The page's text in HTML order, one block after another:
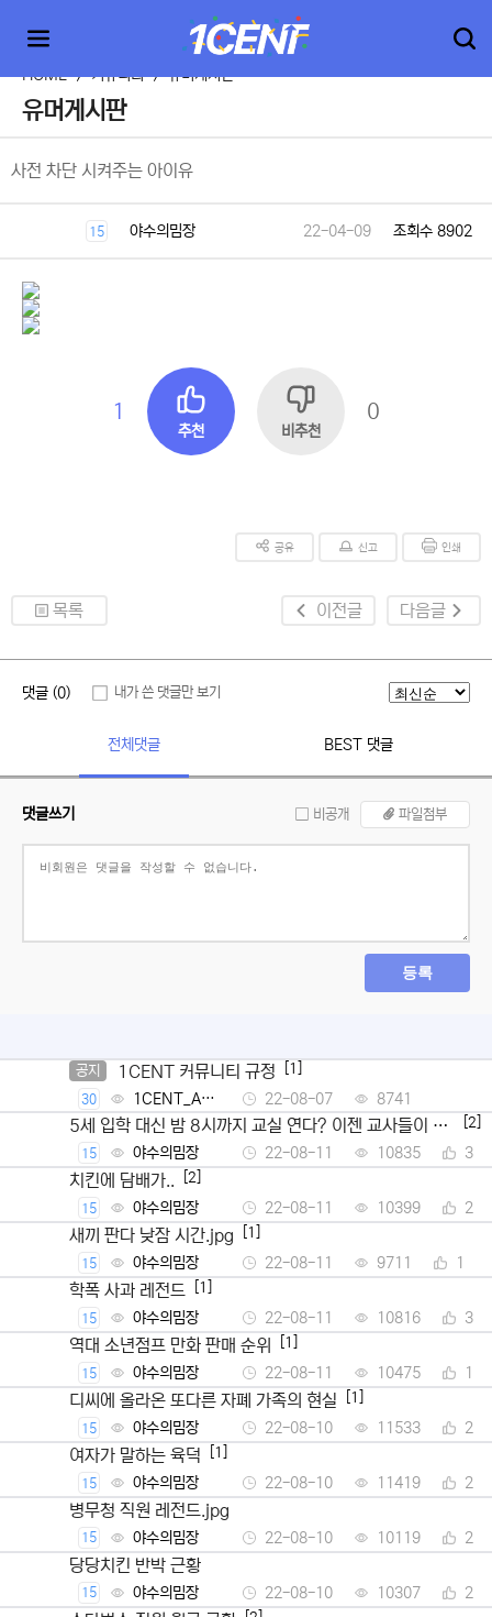
HOME > 커뮤니티 > 유머게시판
유머게시판
사전 차단 시켜주는 아이유
15 야수의밈장 22-04-09 조회수 8902
1
추천 비추천
0
공유 신고 인쇄
목록 이전글 다음글
댓글 (0) 내가 쓴 댓글만 보기
전체댓글 BEST 댓글
댓글쓰기 비공개 파일첨부
등록
공지 1CENT 커뮤니티 규정 [1]
30
1CENT_Ad
min
22-08-07 8741
5세 입학 대신 밤 8시까지 교실 연다? 이젠 교사들이 뿔
났다
[2]
15 야수의밈장 22-08-11 10835 3
치킨에 담배가.. [2]
15 야수의밈장 22-08-11 10399 2
새끼 판다 낮잠 시간.jpg [1]
15 야수의밈장 22-08-11 9711 1
학폭 사과 레전드 [1]
15 야수의밈장 22-08-11 10816 3
역대 소년점프 만화 판매 순위 [1]
15 야수의밈장 22-08-11 10475 1
디씨에 올라온 또다른 자폐 가족의 현실 [1]
15 야수의밈장 22-08-10 11533 2
여자가 말하는 육덕 [1]
15 야수의밈장 22-08-10 11419 2
병무청 직원 레전드.jpg
15 야수의밈장 22-08-10 10119 2
당당치킨 반박 근황
15 야수의밈장 22-08-10 10307 2